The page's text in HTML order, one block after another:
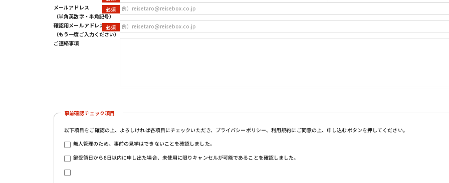
メールアドレス
（半角英数字・半角記号）
確認用メールアドレス
（もう一度ご入力ください）
ご連絡事項
事前確認チェック項目
以下項目をご確認の上、よろしければ各項目にチェックいただき、プライバシーポリシー、利用規約にご同意の上、申し込むボタンを押してください。
無人管理のため、事前の見学はできないことを確認しました。
鍵受領日から8日以内に申し出た場合、未使用に限りキャンセルが可能であることを確認しました。